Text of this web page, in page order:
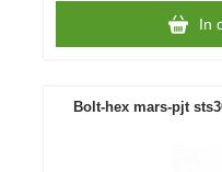
In
Bolt-hex mars-pjt